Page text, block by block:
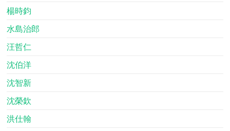
楊時鈞
水島治郎
汪哲仁
沈伯洋
沈智新
沈榮欽
洪仕翰